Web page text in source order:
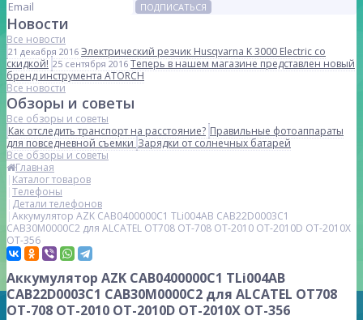
ПОДПИСАТЬСЯ
Новости
Все новости
21 декабря 2016 Электрический резчик Husqvarna K 3000 Electric со
скидкой! 25 сентября 2016 Теперь в нашем магазине представлен новый
бренд инструмента ATORCH
Все новости
Обзоры и советы
Все обзоры и советы
Как отследить транспорт на расстояние? Правильные фотоаппараты
для повседневной съемкиЗарядки от солнечных батарей
Все обзоры и советы
Главная
Каталог товаров
Телефоны
Детали телефонов
Аккумулятор AZK CAB0400000C1 TLi004AB CAB22D0003C1
CAB30M0000C2 для ALCATEL OT708 OT-708 OT-2010 OT-2010D OT-2010X
OT-356
Аккумулятор AZK CAB0400000C1 TLi004AB
CAB22D0003C1 CAB30M0000C2 для ALCATEL OT708
OT-708 OT-2010 OT-2010D OT-2010X OT-356